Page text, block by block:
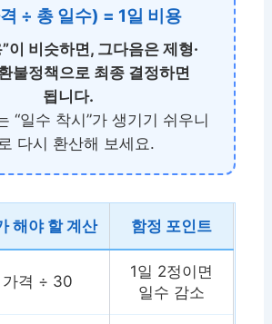
÷ 총 일수) = 1일 비용
이 비슷하면, 그다음은 제형·
불정책으로 최종 결정하면
됩니다.
“일수 착시”가 생기기 쉬우니
다시 환산해 보세요.
해야 할 계산 함정 포인트
가격 ÷ 30
1일 2정이면
일수 감소